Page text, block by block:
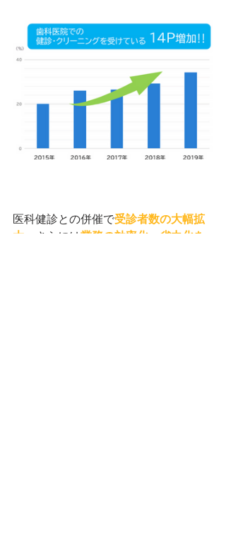
医科健診との併催で受診者数の大幅拡
大 、さらには 業務の効率化・省力化を